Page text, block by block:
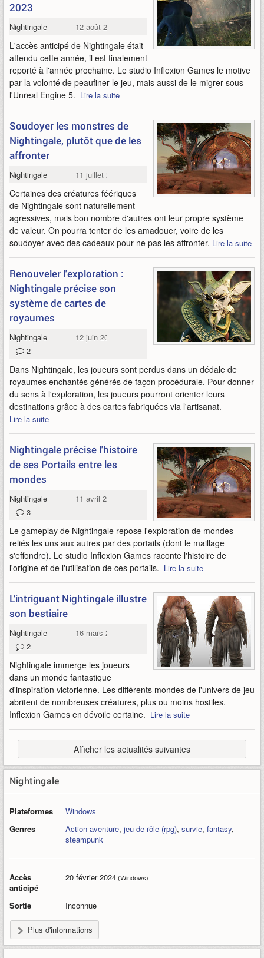
2023
Nightingale 12 août 2022
L'accès anticipé de Nightingale était
attendu cette année, il est finalement
reporté à l'année prochaine. Le studio Inflexion Games le motive
par la volonté de peaufiner le jeu, mais aussi de le migrer sous
l'Unreal Engine 5. Lire la suite
Soudoyer les monstres de
Nightingale, plutôt que de les
affronter
Nightingale 11 juillet 2022
Certaines des créatures féériques
de Nightingale sont naturellement
agressives, mais bon nombre d'autres ont leur propre système
de valeur. On pourra tenter de les amadouer, voire de les
soudoyer avec des cadeaux pour ne pas les affronter. Lire la suite
Renouveler l'exploration :
Nightingale précise son
système de cartes de
royaumes
Nightingale
12 juin 2022
2
Dans Nightingale, les joueurs sont perdus dans un dédale de
royaumes enchantés générés de façon procédurale. Pour donner
du sens à l'exploration, les joueurs pourront orienter leurs
destinations grâce à des cartes fabriquées via l'artisanat.
Lire la suite
Nightingale précise l'histoire
de ses Portails entre les
mondes
Nightingale
11 avril 2022
3
Le gameplay de Nightingale repose l'exploration de mondes
reliés les uns aux autres par des portails (dont le maillage
s'effondre). Le studio Inflexion Games raconte l'histoire de
l'origine et de l'utilisation de ces portails. Lire la suite
L’intriguant Nightingale illustre
son bestiaire
Nightingale
16 mars 2022
2
Nightingale immerge les joueurs
dans un monde fantastique
d'inspiration victorienne. Les différents mondes de l'univers de jeu
abritent de nombreuses créatures, plus ou moins hostiles.
Inflexion Games en dévoile certaine. Lire la suite
Afficher les actualités suivantes
Nightingale
Plateformes
Windows
Genres
Action-aventure, jeu de rôle (rpg), survie, fantasy,
steampunk
Accès
anticipé
20 février 2024(Windows)
Sortie Inconnue
Plus d'informations